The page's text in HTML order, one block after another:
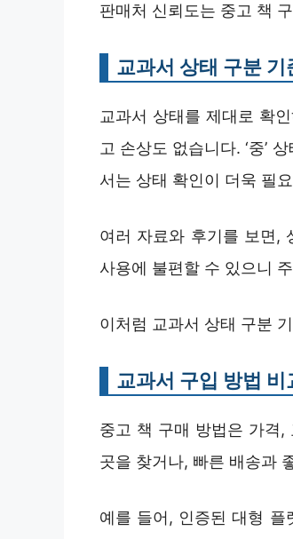
판매처 신뢰도는 중고 책
교과서 상태 구분 기
교과서 상태를 제대로 확
고 손상도 없습니다. ‘중’
서는 상태 확인이 더욱 필
여러 자료와 후기를 보면,
사용에 불편할 수 있으니
이처럼 교과서 상태 구분
교과서 구입 방법 비
중고 책 구매 방법은 가격,
곳을 찾거나, 빠른 배송과
예를 들어, 인증된 대형 플